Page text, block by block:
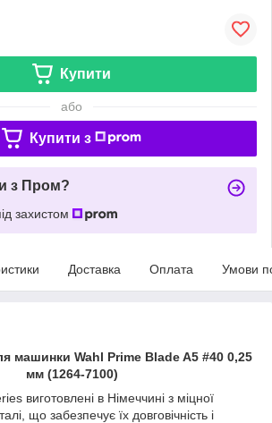
Купити
або
Купити з
з Пром?
захистом
Доставка Оплата Умови
машинки Wahl Prime Blade A5 #40 0,25
мм (1264-7100)
виготовлені в Німеччині з міцної
що забезпечує їх довговічність і